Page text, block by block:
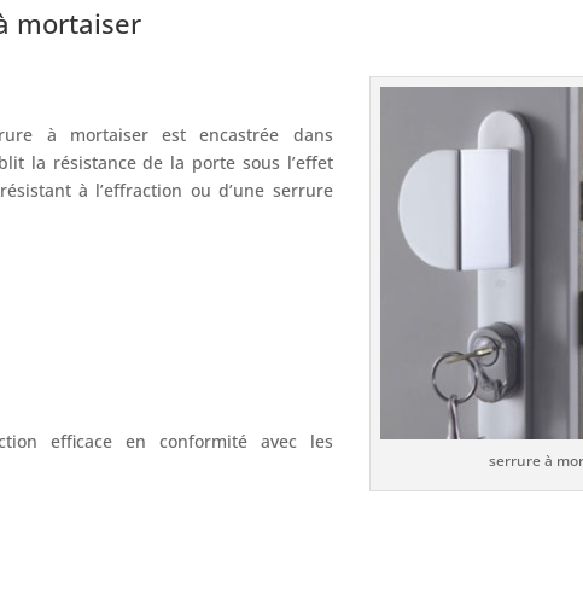
mortaiser
serrure à
à mortaiser est encastrée dans
la résistance de la porte sous l’effet
à l’effraction ou d’une serrure
efficace en conformité avec les